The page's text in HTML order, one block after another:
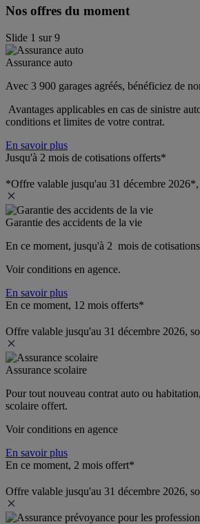
Nos offres du moment
Slide 1 sur9
Assurance auto
Avec 3 900 garages agréés, bénéficiez de
Avantages applicables en cas de sinistre
conditions et limites de votre contrat.
En savoir plus
Jusqu'à 2 mois de cotisations offerts*
*Offre valable jusqu'au 31 décembre
Garantie des accidents de la vie
En ce moment, jusqu'à 2  mois de
Voir conditions en agence.
En savoir plus
En ce moment, 12 mois offerts*
Offre valable jusqu'au 31 décembre 2026,
Assurance scolaire
Pour tout nouveau contrat auto ou
scolaire offert.
Voir conditions en agence
En savoir plus
En ce moment, 2 mois offert*
Offre valable jusqu'au 31 décembre 2026,